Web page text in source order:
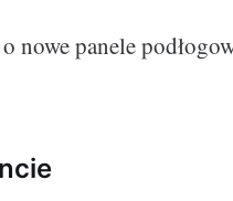
nowe panele